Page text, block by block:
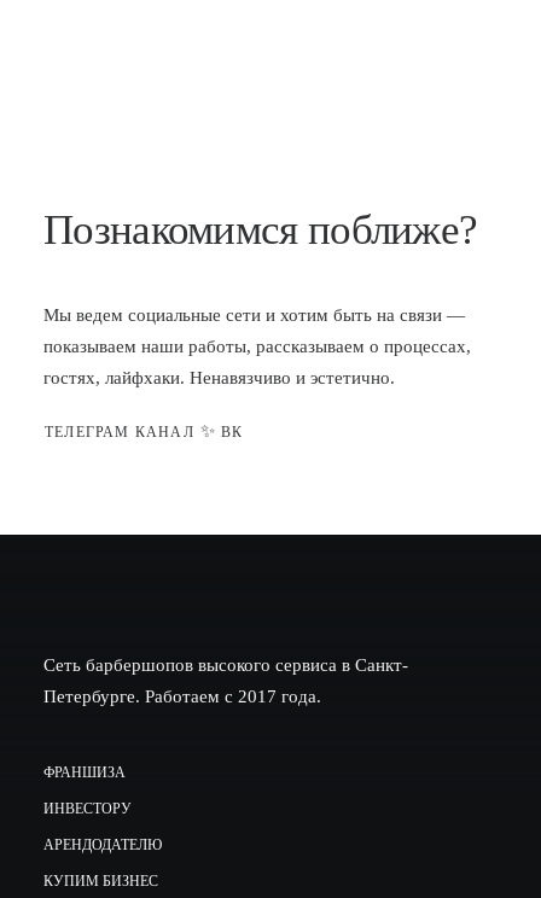
Познакомимся поближе?
Мы ведем социальные сети и хотим быть на связи —
показываем наши работы, рассказываем о процессах,
гостях, лайфхаки. Ненавязчиво и эстетично.
ТЕЛЕГРАМ КАНАЛ ✨ ВК
Сеть барбершопов высокого сервиса в Санкт-
Петербурге. Работаем с 2017 года.
ФРАНШИЗА
ИНВЕСТОРУ
АРЕНДОДАТЕЛЮ
КУПИМ БИЗНЕС